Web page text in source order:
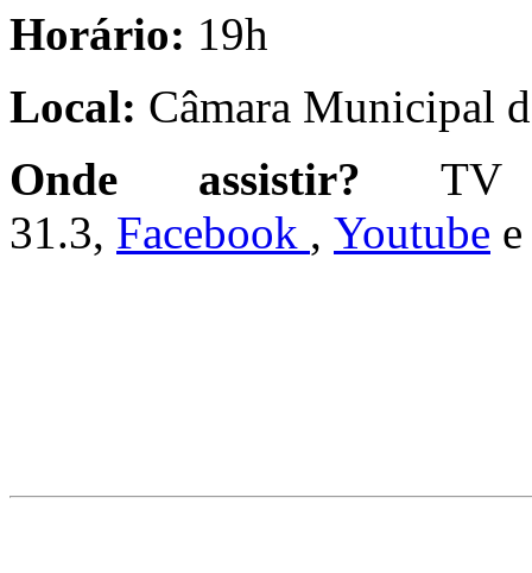
Horário: 19h
Local: Câmara Municipal
Onde assistir?TV
31.3, Facebook , Youtube